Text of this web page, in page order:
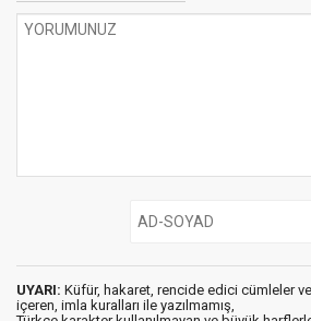
UYARI: Küfür, hakaret, rencide edici cümleler
içeren, imla kuralları ile yazılmamış,